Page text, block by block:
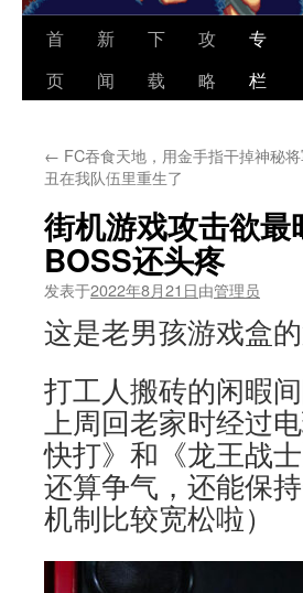
首
页
新
闻
下
载
攻
略
专
栏
← FC吞食天地，用金手指干掉神秘
丑在我队伍里重生了
街机游戏攻击欲
BOSS还头疼
发表于2022年8月21日由管理员
这是老男孩游戏盒
打工人搬砖的闲暇
上周回老家时经过
快打》和《龙王战
还算争气，还能保
机制比较宽松啦）